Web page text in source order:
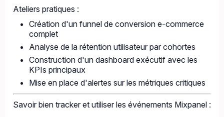
Ateliers pratiques :
Création d'un funnel de conversion e-commerce
complet
Analyse de la rétention utilisateur par cohortes
Construction d'un dashboard exécutif avec les
KPIs principaux
Mise en place d'alertes sur les métriques critiques
Savoir bien tracker et utiliser les événements Mixpanel :